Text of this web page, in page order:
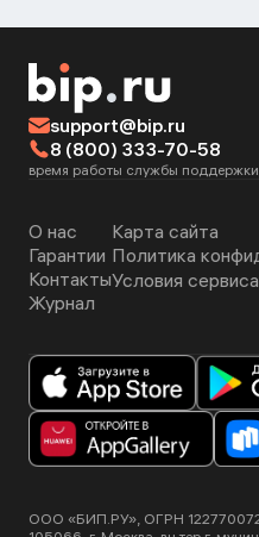
support@bip.ru
8 (800) 333-70-58
время работы службы
О нас
Гарантии
Контакты
Журнал
Карта сайта
Политика
Условия сервиса
ООО «БИП.РУ», ОГРН